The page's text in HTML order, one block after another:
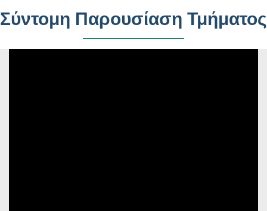
Σύντομη Παρουσίαση Τμήματος